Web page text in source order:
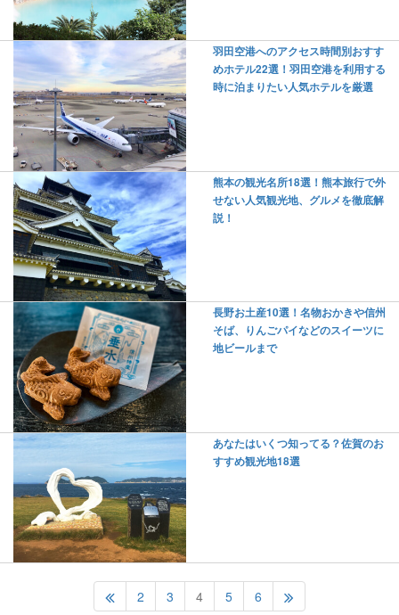
羽田空港へのアクセス時間別おすす
めホテル22選！羽田空港を利用する
時に泊まりたい人気ホテルを厳選
熊本の観光名所18選！熊本旅行で外
せない人気観光地、グルメを徹底解
説！
長野お土産10選！名物おかきや信州
そば、りんごパイなどのスイーツに
地ビールまで
あなたはいくつ知ってる？佐賀のお
すすめ観光地18選
2 3 4 5 6